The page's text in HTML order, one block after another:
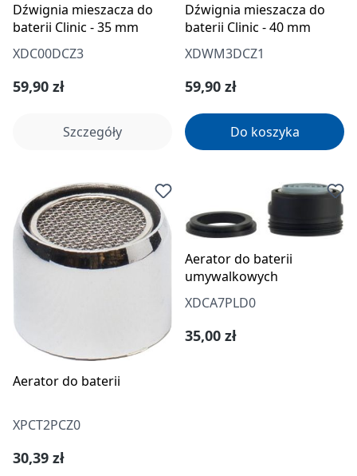
Dźwignia mieszacza do
baterii Clinic - 35 mm
XDC00DCZ3
Cena regularna:
59,90 zł
Szczegóły
Dźwignia mieszacza do
baterii Clinic - 40 mm
XDWM3DCZ1
Cena regularna:
59,90 zł
Do koszyka
Aerator do baterii
XPCT2PCZ0
Cena regularna:
30,39 zł
Aerator do baterii
umywalkowych
XDCA7PLD0
Cena regularna:
35,00 zł